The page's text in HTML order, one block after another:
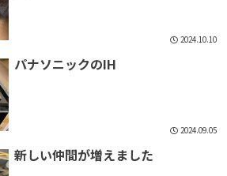
2024.10.10
パナソニックのIH
2024.09.05
新しい仲間が増えました